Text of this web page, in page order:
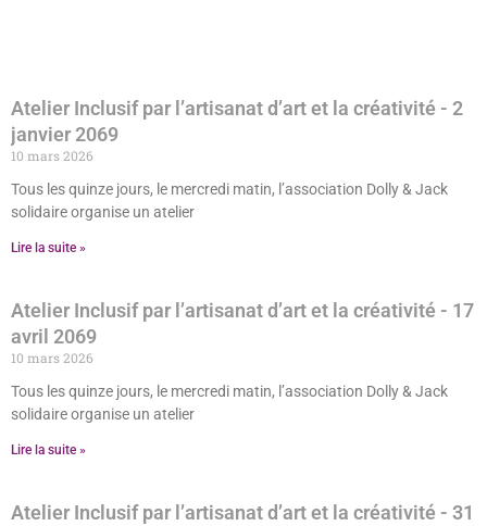
Atelier Inclusif par l’artisanat d’art et la créativité - 2
janvier 2069
10 mars 2026
Tous les quinze jours, le mercredi matin, l’association Dolly & Jack
solidaire organise un atelier
Lire la suite »
Atelier Inclusif par l’artisanat d’art et la créativité - 17
avril 2069
10 mars 2026
Tous les quinze jours, le mercredi matin, l’association Dolly & Jack
solidaire organise un atelier
Lire la suite »
Atelier Inclusif par l’artisanat d’art et la créativité - 31